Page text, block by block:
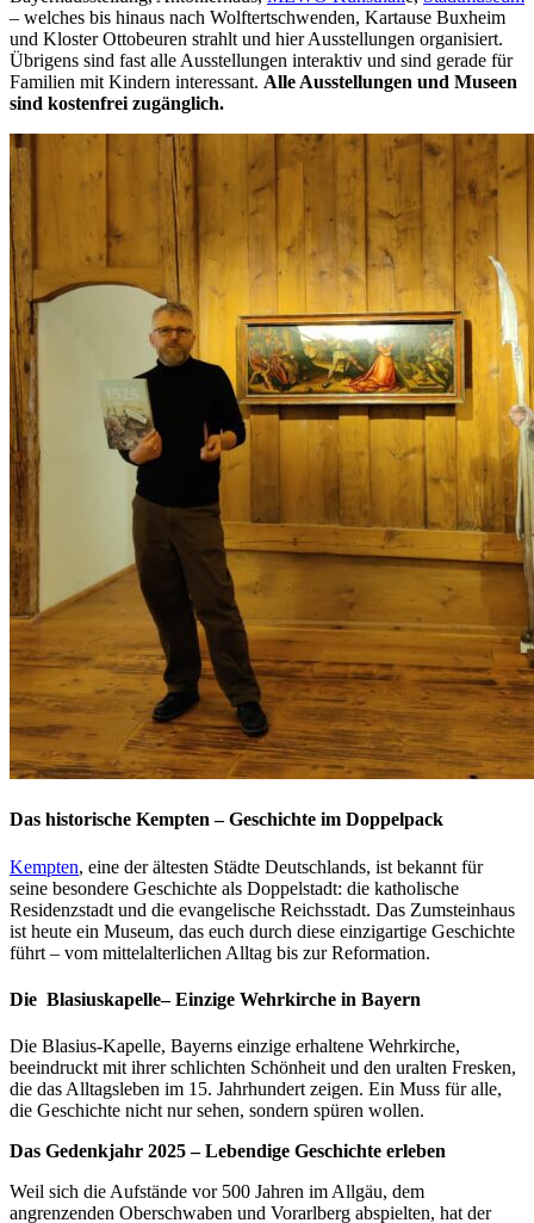
– welches bis hinaus nach Wolftertschwenden, Kartause Buxheim
und Kloster Ottobeuren strahlt und hier Ausstellungen organisiert.
Übrigens sind fast alle Ausstellungen interaktiv und sind gerade für
Familien mit Kindern interessant. Alle Ausstellungen und Museen
sind kostenfrei zugänglich.
Das historische Kempten – Geschichte im Doppelpack
Kempten, eine der ältesten Städte Deutschlands, ist bekannt für
seine besondere Geschichte als Doppelstadt: die katholische
Residenzstadt und die evangelische Reichsstadt. Das Zumsteinhaus
ist heute ein Museum, das euch durch diese einzigartige Geschichte
führt – vom mittelalterlichen Alltag bis zur Reformation.
Die Blasiuskapelle– Einzige Wehrkirche in Bayern
Die Blasius-Kapelle, Bayerns einzige erhaltene Wehrkirche,
beeindruckt mit ihrer schlichten Schönheit und den uralten Fresken,
die das Alltagsleben im 15. Jahrhundert zeigen. Ein Muss für alle,
die Geschichte nicht nur sehen, sondern spüren wollen.
Das Gedenkjahr 2025 – Lebendige Geschichte erleben
Weil sich die Aufstände vor 500 Jahren im Allgäu, dem
angrenzenden Oberschwaben und Vorarlberg abspielten, hat der